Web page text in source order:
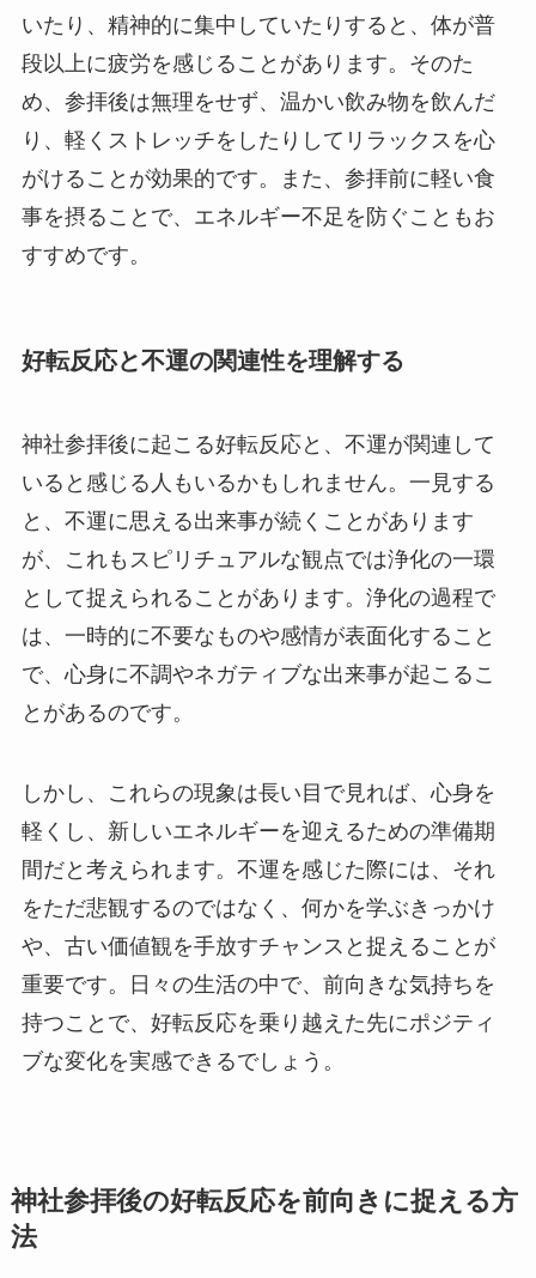
いたり、精神的に集中していたりすると、体が普
段以上に疲労を感じることがあります。そのた
め、参拝後は無理をせず、温かい飲み物を飲んだ
り、軽くストレッチをしたりしてリラックスを心
がけることが効果的です。また、参拝前に軽い食
事を摂ることで、エネルギー不足を防ぐこともお
すすめです。
好転反応と不運の関連性を理解する
神社参拝後に起こる好転反応と、不運が関連して
いると感じる人もいるかもしれません。一見する
と、不運に思える出来事が続くことがあります
が、これもスピリチュアルな観点では浄化の一環
として捉えられることがあります。浄化の過程で
は、一時的に不要なものや感情が表面化すること
で、心身に不調やネガティブな出来事が起こるこ
とがあるのです。
しかし、これらの現象は長い目で見れば、心身を
軽くし、新しいエネルギーを迎えるための準備期
間だと考えられます。不運を感じた際には、それ
をただ悲観するのではなく、何かを学ぶきっかけ
や、古い価値観を手放すチャンスと捉えることが
重要です。日々の生活の中で、前向きな気持ちを
持つことで、好転反応を乗り越えた先にポジティ
ブな変化を実感できるでしょう。
神社参拝後の好転反応を前向きに捉える方
法